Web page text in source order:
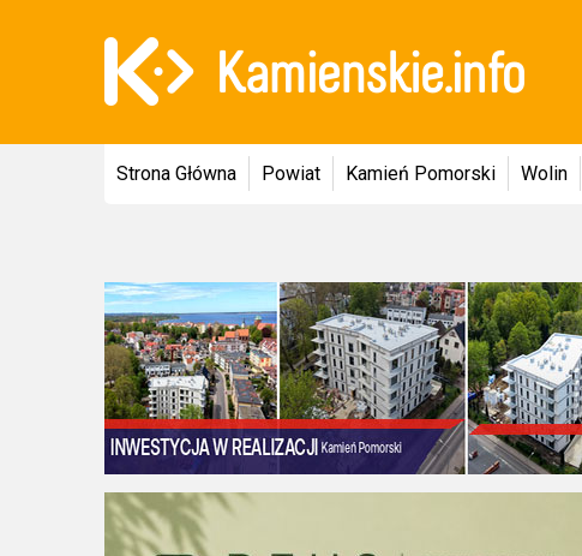
Strona Główna Powiat Kamień Pomorski Wolin